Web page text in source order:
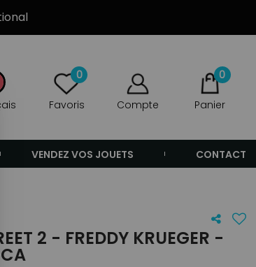
0
Favoris Compte
0
Panier
VENDEZ VOS JOUETS CONTACT
2 - FREDDY KRUEGER -